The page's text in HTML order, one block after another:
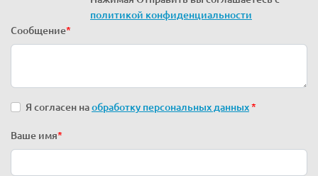
политикой конфиденциальности
Сообщение*
Я согласен наобработку персональных данных*
Ваше имя*